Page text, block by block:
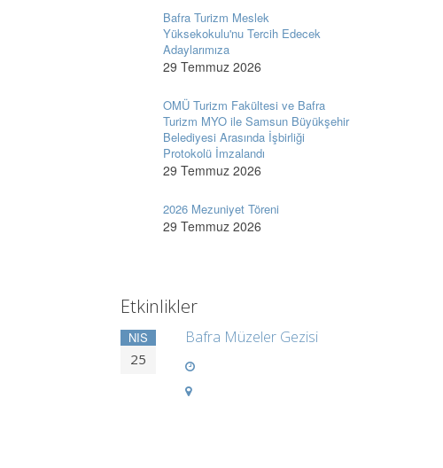
Bafra Turizm Meslek
Yüksekokulu'nu Tercih Edecek
Adaylarımıza
29 Temmuz 2026
OMÜ Turizm Fakültesi ve Bafra
Turizm MYO ile Samsun Büyükşehir
Belediyesi Arasında İşbirliği
Protokolü İmzalandı
29 Temmuz 2026
2026 Mezuniyet Töreni
29 Temmuz 2026
Etkinlikler
NIS
25
Bafra Müzeler Gezisi